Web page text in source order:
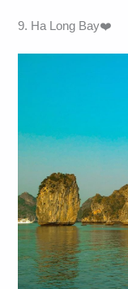
9. Ha Long Bay❤️